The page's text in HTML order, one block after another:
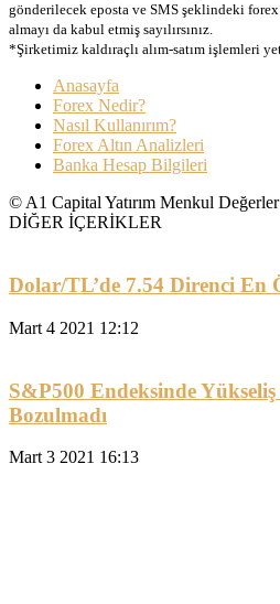
gönderilecek eposta ve SMS şeklindeki
almayı da kabul etmiş sayılırsınız.
*Şirketimiz kaldıraçlı alım-satım işlemleri
Anasayfa
Forex Nedir?
Nasıl Kullanırım?
Forex Altın Analizleri
Banka Hesap Bilgileri
© A1 Capital Yatırım Menkul
DİĞER İÇERİKLER
Dolar/TL’de 7.54 Direnci En
Mart 4 2021 12:12
S&P500 Endeksinde
Bozulmadı
Mart 3 2021 16:13